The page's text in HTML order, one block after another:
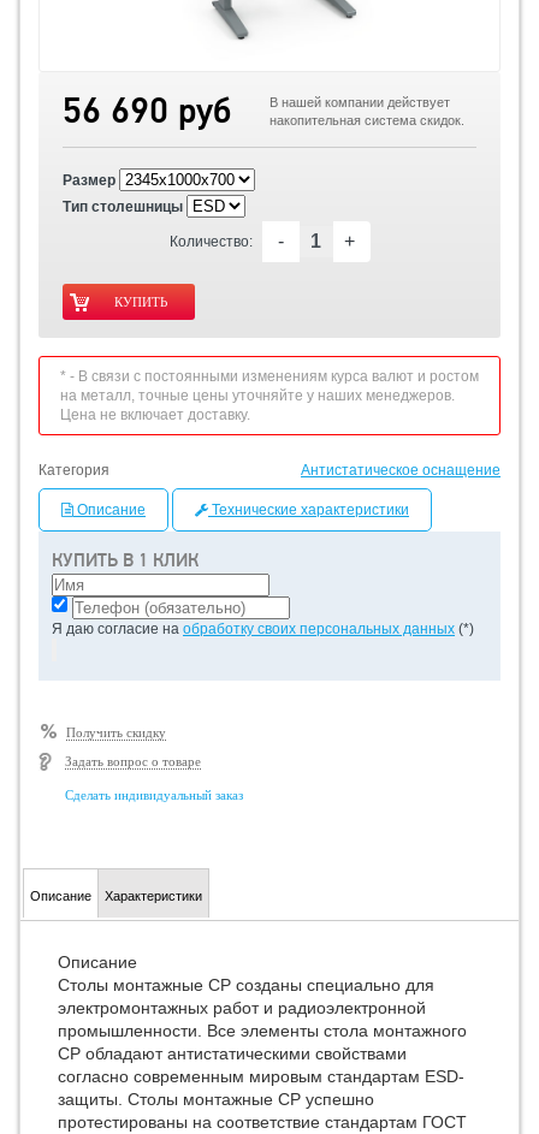
КУПИТЬ В 1 КЛИК
Я даю согласие на обработку своих персональных данных (*)
Получить скидку
Задать вопрос о товаре
Сделать индивидуальный заказ
56 690 руб
В нашей компании действует
накопительная система скидок.
Размер
Тип столешницы
Количество: - +
* - В связи с постоянными изменениям курса валют и ростом
на металл, точные цены уточняйте у наших менеджеров.
Цена не включает доставку.
Категория Антистатическое оснащение
Описание Технические характеристики
Описание Характеристики
Описание
Столы монтажные СР созданы специально для
электромонтажных работ и радиоэлектронной
промышленности. Все элементы стола монтажного
СР обладают антистатическими свойствами
согласно современным мировым стандартам ESD-
защиты. Столы монтажные СР успешно
протестированы на соответствие стандартам ГОСТ